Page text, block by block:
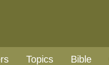
Topics Bible